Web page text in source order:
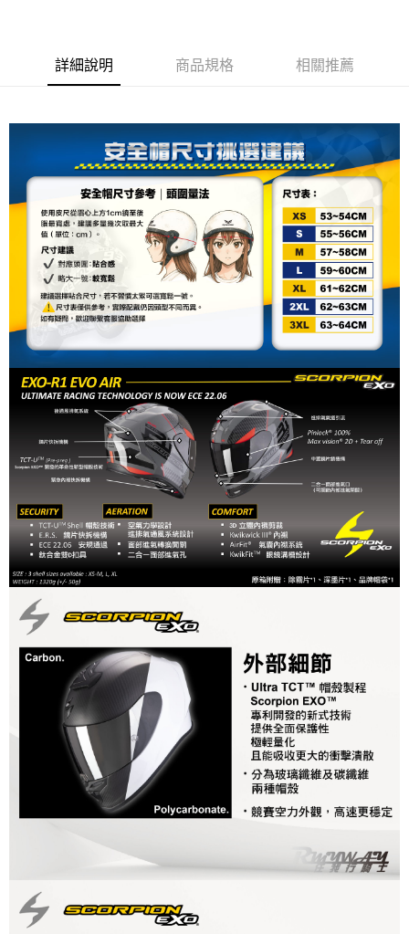
資料（包含姓名、電話或地址）提供予台灣大哥大進項蒐集、處理及利用，
由本公司與您本人進行分期帳單所需資料之確認、核對及更正。
是否繳費成功／繳費後需取消欲退款等相關疑問，請聯繫「AFTEE先享後付
客戶支援中心」https://netprotections.freshdesk.com/support/home
１．透過由恩沛科技股份有限公司提供之「AFTEE先享後付」服務完成之交
易，需依本服務之必要範圍內提供個人資料，並將交易相關給付款項請求債
權轉讓予恩沛科技股份有限公司。
２．關於個人資料處理事宜，請瀏覽以下網址：
https://aftee.tw/terms/#terms3
３．未成年的使用者請事先徵得法定代理人或監護人之同意方可使用
「AFTEE先享後付」，若未經同意申辦者引起之損失，本公司不負相關責
任。
４．使用「AFTEE先享後付」時，將依據個別帳號之用戶狀況，依本公司即
時審查核予不同之上限額度；若仍有額度不足之情形，本公司將視審查結果
請求用戶進行身份認證。
５．嚴禁一人註冊多個帳號或使用他人資訊註冊。若發現惡意使用之情形，
恩沛科技股份有限公司將有權停止該用戶之使用額度並採取法律行動。
每筆NT$80，滿NT$1,999(含以上)免運費
每筆NT$80，滿NT$1,999(含以上)免運費
詳細說明 商品規格 相關推薦